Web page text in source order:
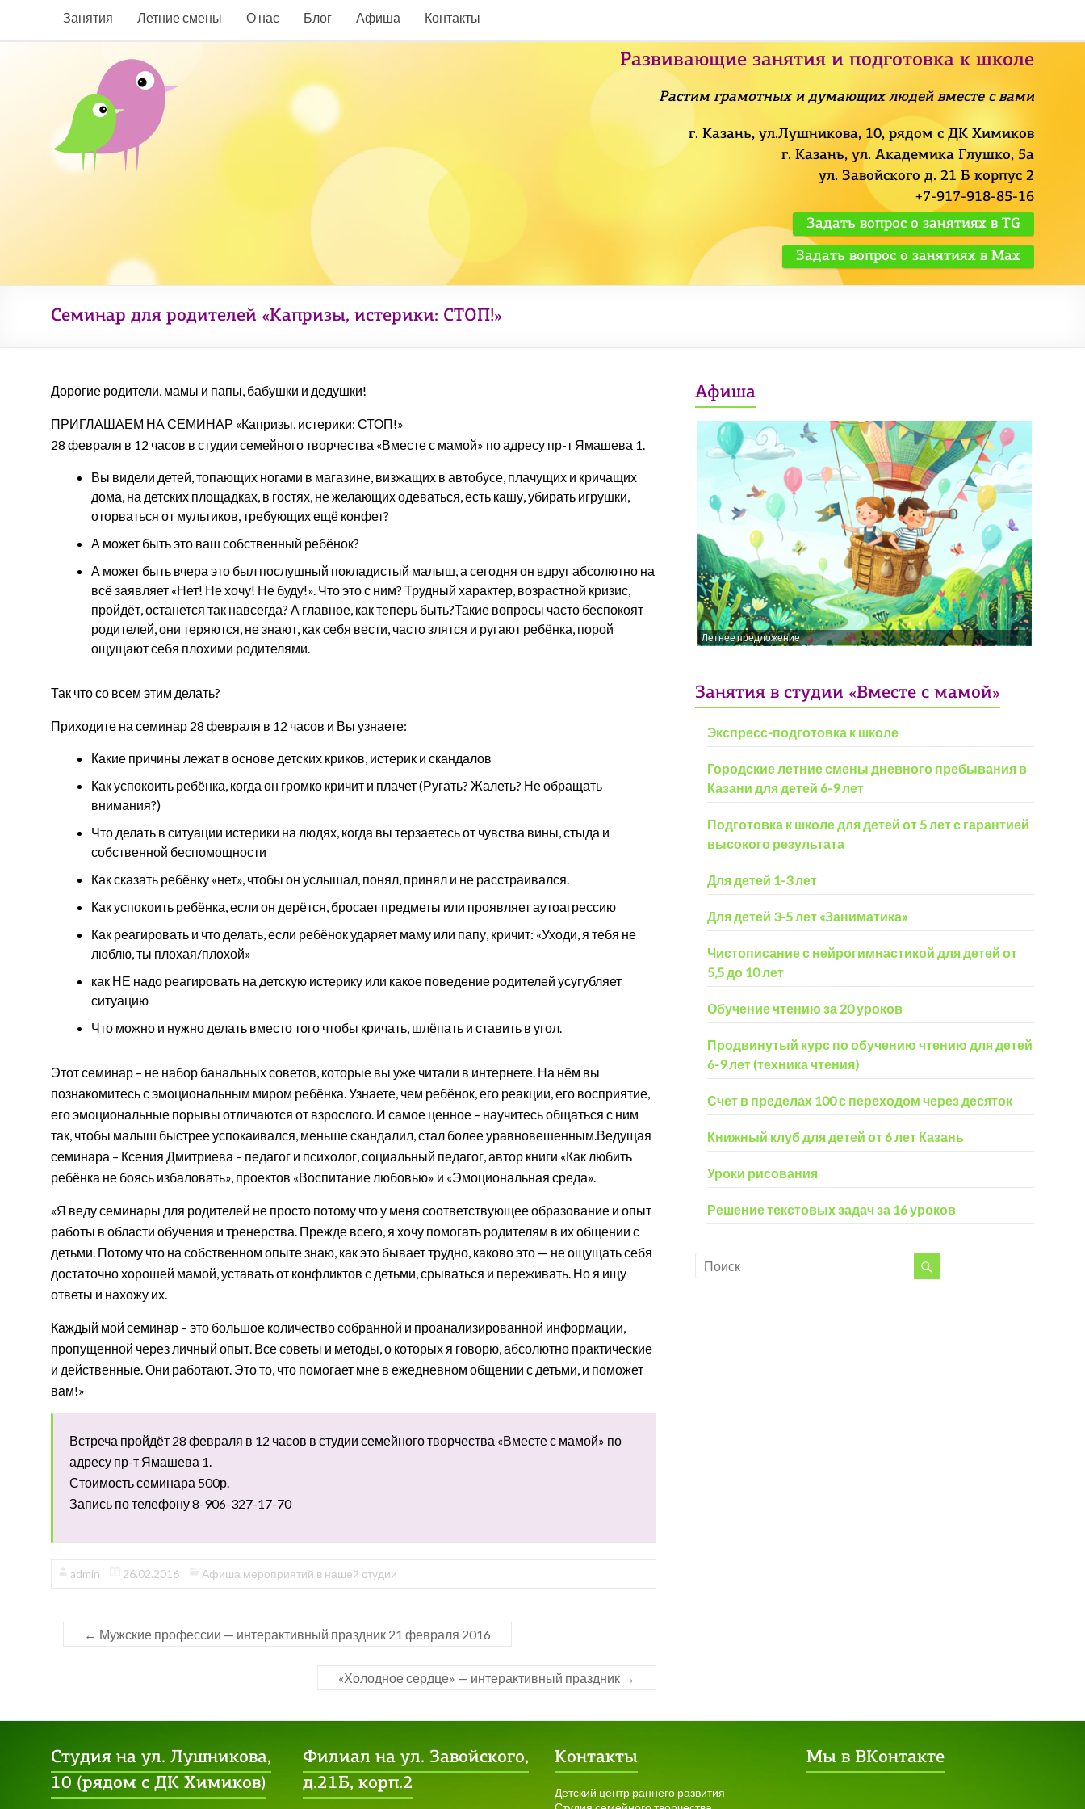
Занятия Летние смены О нас Блог Афиша Контакты
Развивающие занятия и подготовка к школе
Растим грамотных и думающих людей вместе с вами
г. Казань, ул.Лушникова, 10, рядом с ДК Химиков
г. Казань, ул. Академика Глушко, 5а
ул. Завойского д. 21 Б корпус 2
+7-917-918-85-16
Задать вопрос о занятиях в TG
Задать вопрос о занятиях в Max
Семинар для родителей «Капризы, истерики: СТОП!»
Дорогие родители, мамы и папы, бабушки и дедушки!
ПРИГЛАШАЕМ НА СЕМИНАР «Капризы, истерики: СТОП!»
28 февраля в 12 часов в студии семейного творчества «Вместе с мамой» по адресу пр-т Ямашева 1.
Вы видели детей, топающих ногами в магазине, визжащих в автобусе, плачущих и кричащих
дома, на детских площадках, в гостях, не желающих одеваться, есть кашу, убирать игрушки,
оторваться от мультиков, требующих ещё конфет?
А может быть это ваш собственный ребёнок?
А может быть вчера это был послушный покладистый малыш, а сегодня он вдруг абсолютно на
всё заявляет «Нет! Не хочу! Не буду!». Что это с ним? Трудный характер, возрастной кризис,
пройдёт, останется так навсегда? А главное, как теперь быть?Такие вопросы часто беспокоят
родителей, они теряются, не знают, как себя вести, часто злятся и ругают ребёнка, порой
ощущают себя плохими родителями.
Так что со всем этим делать?
Приходите на семинар 28 февраля в 12 часов и Вы узнаете:
Какие причины лежат в основе детских криков, истерик и скандалов
Как успокоить ребёнка, когда он громко кричит и плачет (Ругать? Жалеть? Не обращать
внимания?)
Что делать в ситуации истерики на людях, когда вы терзаетесь от чувства вины, стыда и
собственной беспомощности
Как сказать ребёнку «нет», чтобы он услышал, понял, принял и не расстраивался.
Как успокоить ребёнка, если он дерётся, бросает предметы или проявляет аутоагрессию
Как реагировать и что делать, если ребёнок ударяет маму или папу, кричит: «Уходи, я тебя не
люблю, ты плохая/плохой»
как НЕ надо реагировать на детскую истерику или какое поведение родителей усугубляет
ситуацию
Что можно и нужно делать вместо того чтобы кричать, шлёпать и ставить в угол.
Этот семинар – не набор банальных советов, которые вы уже читали в интернете. На нём вы
познакомитесь с эмоциональным миром ребёнка. Узнаете, чем ребёнок, его реакции, его восприятие,
его эмоциональные порывы отличаются от взрослого. И самое ценное – научитесь общаться с ним
так, чтобы малыш быстрее успокаивался, меньше скандалил, стал более уравновешенным.Ведущая
семинара – Ксения Дмитриева – педагог и психолог, социальный педагог, автор книги «Как любить
ребёнка не боясь избаловать», проектов «Воспитание любовью» и «Эмоциональная среда».
«Я веду семинары для родителей не просто потому что у меня соответствующее образование и опыт
работы в области обучения и тренерства. Прежде всего, я хочу помогать родителям в их общении с
детьми. Потому что на собственном опыте знаю, как это бывает трудно, каково это — не ощущать себя
достаточно хорошей мамой, уставать от конфликтов с детьми, срываться и переживать. Но я ищу
ответы и нахожу их.
Каждый мой семинар – это большое количество собранной и проанализированной информации,
пропущенной через личный опыт. Все советы и методы, о которых я говорю, абсолютно практические
и действенные. Они работают. Это то, что помогает мне в ежедневном общении с детьми, и поможет
вам!»
Встреча пройдёт 28 февраля в 12 часов в студии семейного творчества «Вместе с мамой» по
адресу пр-т Ямашева 1.
Стоимость семинара 500р.
Запись по телефону 8-906-327-17-70
admin 26.02.2016 Афиша мероприятий в нашей студии
← Мужские профессии — интерактивный праздник 21 февраля 2016
«Холодное сердце» — интерактивный праздник →
Афиша
Летнее предложение
Занятия в студии «Вместе с мамой»
Экспресс-подготовка к школе
Городские летние смены дневного пребывания в
Казани для детей 6-9 лет
Подготовка к школе для детей от 5 лет с гарантией
высокого результата
Для детей 1-3 лет
Для детей 3-5 лет «Заниматика»
Чистописание с нейрогимнастикой для детей от
5,5 до 10 лет
Обучение чтению за 20 уроков
Продвинутый курс по обучению чтению для детей
6-9 лет (техника чтения)
Счет в пределах 100 с переходом через десяток
Книжный клуб для детей от 6 лет Казань
Уроки рисования
Решение текстовых задач за 16 уроков
Студия на ул. Лушникова,
10 (рядом с ДК Химиков)
Филиал на ул. Завойского,
д.21Б, корп.2
Контакты
Детский центр раннего развития
Мы в ВКонтакте